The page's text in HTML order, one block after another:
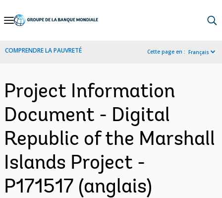
Skip
Navigation
COMPRENDRE LA PAUVRETÉ Cette page en : Français
Project Information
Document - Digital
Republic of the Marshall
Islands Project -
P171517 (anglais)